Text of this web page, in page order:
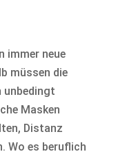
immer neue
müssen die
unbedingt
Masken
Distanz
Wo es beruflich